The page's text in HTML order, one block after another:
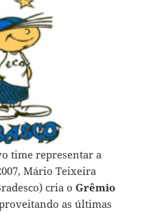
time representar a
Mário Teixeira
cria o Grêmio
as últimas